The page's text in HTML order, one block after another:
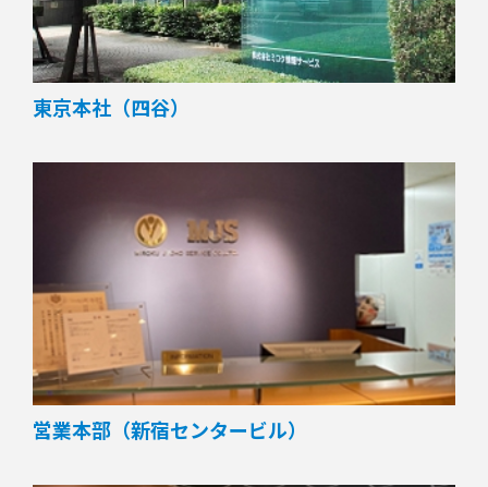
東京本社（四谷）
営業本部（新宿センタービル）